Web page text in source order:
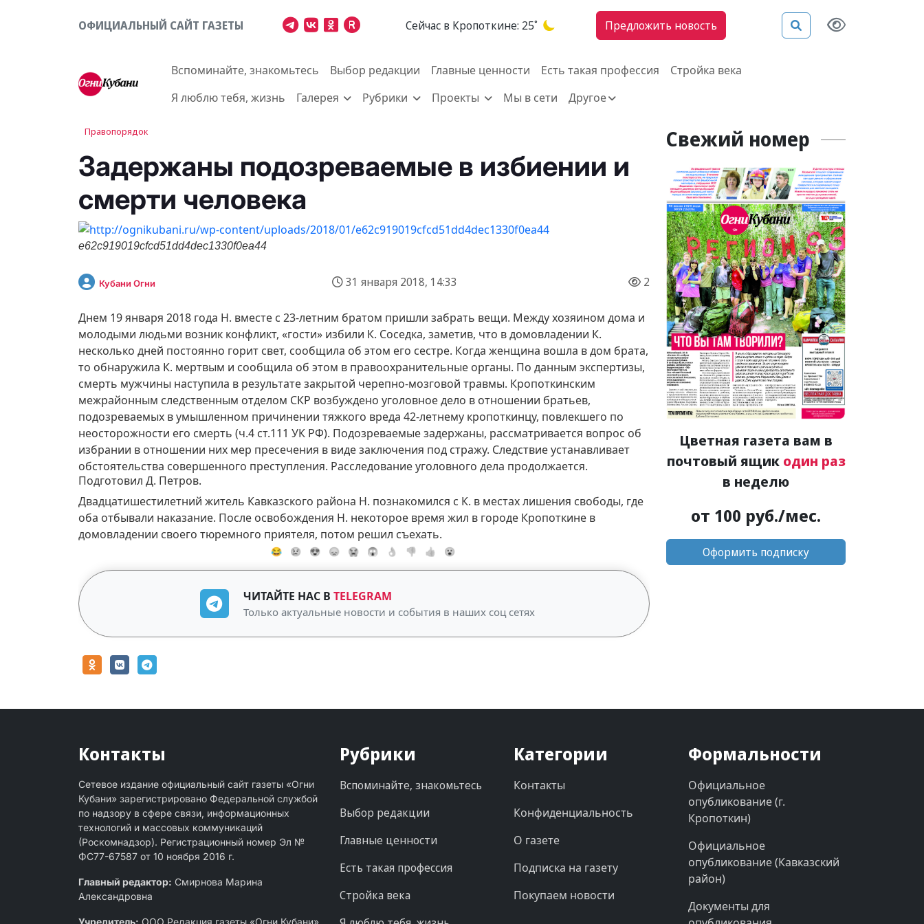
ОФИЦИАЛЬНЫЙ САЙТ ГАЗЕТЫ Cейчас в Кропоткине: 25˚ Предложить новость
Вспоминайте, знакомьтесь Выбор редакции Главные ценности Есть такая профессия
Стройка века
Я люблю тебя, жизнь
Галерея Рубрики Проекты Мы в сети Другое
Правопорядок
Задержаны подозреваемые в избиении и
смерти человека
e62c919019cfcd51dd4dec1330f0ea44
Кубани Огни 31 января 2018, 14:33 2
Днем 19 января 2018 года Н. вместе с 23-летним братом пришли забрать вещи. Между хозяином дома и
молодыми людьми возник конфликт, «гости» избили К. Соседка, заметив, что в домовладении К.
несколько дней постоянно горит свет, сообщила об этом его сестре. Когда женщина вошла в дом брата,
то обнаружила К. мертвым и сообщила об этом в правоохранительные органы. По данным экспертизы,
смерть мужчины наступила в результате закрытой черепно-мозговой травмы. Кропоткинским
межрайонным следственным отделом СКР возбуждено уголовное дело в отношении братьев,
подозреваемых в умышленном причинении тяжкого вреда 42-летнему кропоткинцу, повлекшего по
неосторожности его смерть (ч.4 ст.111 УК РФ). Подозреваемые задержаны, рассматривается вопрос об
избрании в отношении них мер пресечения в виде заключения под стражу. Следствие устанавливает
обстоятельства совершенного преступления. Расследование уголовного дела продолжается.
Подготовил Д. Петров.
Двадцатишестилетний житель Кавказского района Н. познакомился с К. в местах лишения свободы, где
оба отбывали наказание. После освобождения Н. некоторое время жил в городе Кропоткине в
домовладении своего тюремного приятеля, потом решил съехать.
😂 😢 😍 😞 😭 😱 👌 👎 👍 😮
ЧИТАЙТЕ НАС В TELEGRAM
Только актуальные новости и события в наших соц сетях
Свежий номер
Цветная газета вам в
почтовый ящик один раз
в неделю
от 100 руб./мес.
Оформить подписку
Контакты
Сетевое издание официальный сайт газеты «Огни
Кубани» зарегистрировано Федеральной службой
по надзору в сфере связи, информационных
технологий и массовых коммуникаций
(Роскомнадзор). Регистрационный номер Эл №
ФС77-67587 от 10 ноября 2016 г.
Главный редактор: Смирнова Марина
Александровна
Учредитель: ООО Редакция газеты «Огни Кубани»
Рубрики
Вспоминайте, знакомьтесь
Выбор редакции
Главные ценности
Есть такая профессия
Стройка века
Категории
Контакты
Конфиденциальность
О газете
Подписка на газету
Покупаем новости
Формальности
Официальное
опубликование (г.
Кропоткин)
Официальное
опубликование (Кавказский
район)
Документы для